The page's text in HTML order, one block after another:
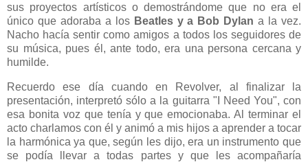
sus proyectos artísticos o demostrándome que no era el
único que adoraba a los Beatles y a Bob Dylan a la vez.
Nacho hacía sentir como amigos a todos los seguidores de
su música, pues él, ante todo, era una persona cercana y
humilde.
Recuerdo ese día cuando en Revolver, al finalizar la
presentación, interpretó sólo a la guitarra "I Need You", con
esa bonita voz que tenía y que emocionaba. Al terminar el
acto charlamos con él y animó a mis hijos a aprender a tocar
la harmónica ya que, según les dijo, era un instrumento que
se podía llevar a todas partes y que les acompañaría